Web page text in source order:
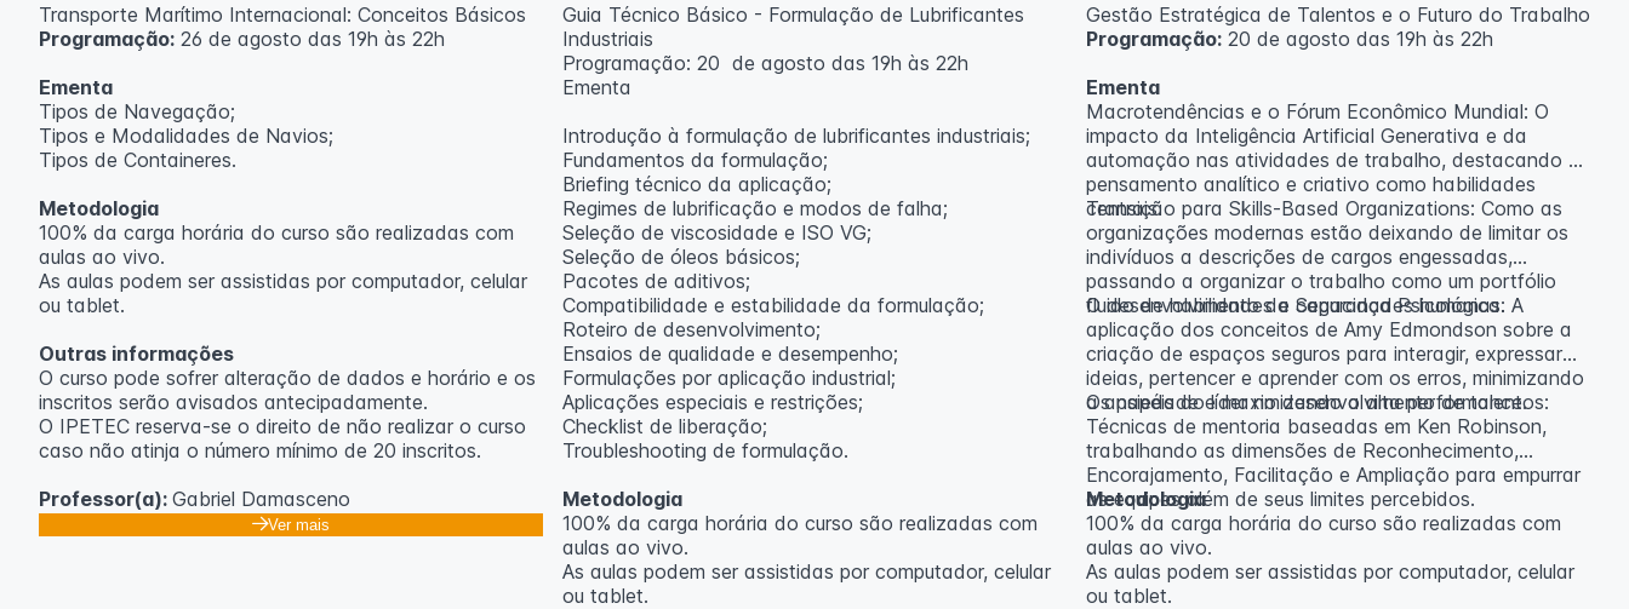
Transporte Marítimo Internacional: Conceitos Básicos
Programação: 26 de agosto das 19h às 22h
Ementa
Tipos de Navegação;
Tipos e Modalidades de Navios;
Tipos de Containeres.
Metodologia
100% da carga horária do curso são realizadas com
aulas ao vivo.
As aulas podem ser assistidas por computador, celular
ou tablet.
Outras informações
O curso pode sofrer alteração de dados e horário e os
inscritos serão avisados ​​antecipadamente.
O IPETEC reserva-se o direito de não realizar o curso
caso não atinja o número mínimo de 20 inscritos.
Professor(a): Gabriel Damasceno
Ver mais
Guia Técnico Básico - Formulação de Lubrificantes
Industriais
Programação: 20 de agosto das 19h às 22h
Ementa
Introdução à formulação de lubrificantes industriais;
Fundamentos da formulação;
Briefing técnico da aplicação;
Regimes de lubrificação e modos de falha;
Seleção de viscosidade e ISO VG;
Seleção de óleos básicos;
Pacotes de aditivos;
Compatibilidade e estabilidade da formulação;
Roteiro de desenvolvimento;
Ensaios de qualidade e desempenho;
Formulações por aplicação industrial;
Aplicações especiais e restrições;
Checklist de liberação;
Troubleshooting de formulação.
Metodologia
100% da carga horária do curso são realizadas com
aulas ao vivo.
As aulas podem ser assistidas por computador, celular
ou tablet.
Gestão Estratégica de Talentos e o Futuro do Trabalho
Programação:20 de agosto das 19h às 22h
Ementa
Macrotendências e o Fórum Econômico Mundial: O
impacto da Inteligência Artificial Generativa e da
automação nas atividades de trabalho, destacando o
pensamento analítico e criativo como habilidades
centrais.
Transição para Skills-Based Organizations: Como as
organizações modernas estão deixando de limitar os
indivíduos a descrições de cargos engessadas,
passando a organizar o trabalho como um portfólio
fluido de habilidades e capacidades humanas.
O desenvolvimento da Segurança Psicológica: A
aplicação dos conceitos de Amy Edmondson sobre a
criação de espaços seguros para interagir, expressar
ideias, pertencer e aprender com os erros, minimizando
a ansiedade e maximizando a alta performance.
Os papéis do líder no desenvolvimento de talentos:
Técnicas de mentoria baseadas em Ken Robinson,
trabalhando as dimensões de Reconhecimento,
Encorajamento, Facilitação e Ampliação para empurrar
as equipes além de seus limites percebidos.
Metodologia
100% da carga horária do curso são realizadas com
aulas ao vivo.
As aulas podem ser assistidas por computador, celular
ou tablet.